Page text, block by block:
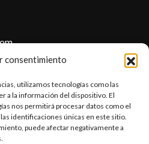
consentimiento
utilizamos tecnologías como las
a la información del dispositivo. El
nos permitirá procesar datos como el
identificaciones únicas en este sitio.
puede afectar negativamente a